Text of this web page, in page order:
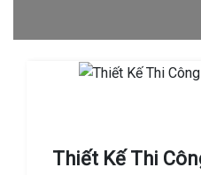
Thiết Kế Thi